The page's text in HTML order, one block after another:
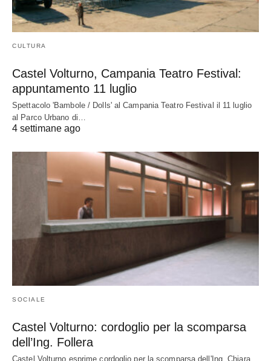
CULTURA
Castel Volturno, Campania Teatro Festival:
appuntamento 11 luglio
Spettacolo 'Bambole / Dolls' al Campania Teatro Festival il 11 luglio
al Parco Urbano di…
4 settimane ago
SOCIALE
Castel Volturno: cordoglio per la scomparsa
dell’Ing. Follera
Castel Volturno esprime cordoglio per la scomparsa dell'Ing. Chiara